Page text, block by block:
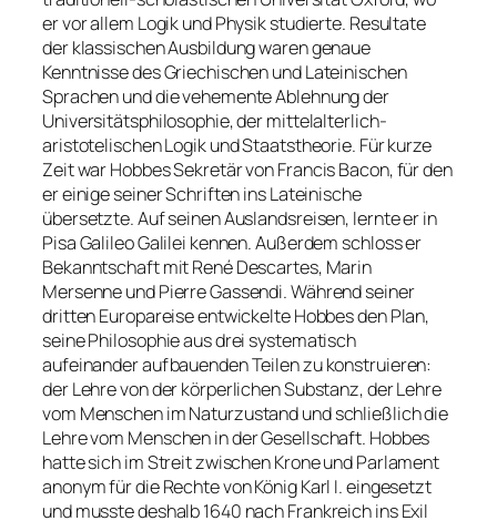
er vor allem Logik und Physik studierte. Resultate
der klassischen Ausbildung waren genaue
Kenntnisse des Griechischen und Lateinischen
Sprachen und die vehemente Ablehnung der
Universitätsphilosophie, der mittelalterlich-
aristotelischen Logik und Staatstheorie. Für kurze
Zeit war Hobbes Sekretär von Francis Bacon, für den
er einige seiner Schriften ins Lateinische
übersetzte. Auf seinen Auslandsreisen, lernte er in
Pisa Galileo Galilei kennen. Außerdem schloss er
Bekanntschaft mit René Descartes, Marin
Mersenne und Pierre Gassendi. Während seiner
dritten Europareise entwickelte Hobbes den Plan,
seine Philosophie aus drei systematisch
aufeinander aufbauenden Teilen zu konstruieren:
der Lehre von der körperlichen Substanz, der Lehre
vom Menschen im Naturzustand und schließlich die
Lehre vom Menschen in der Gesellschaft. Hobbes
hatte sich im Streit zwischen Krone und Parlament
anonym für die Rechte von König Karl I. eingesetzt
und musste deshalb 1640 nach Frankreich ins Exil